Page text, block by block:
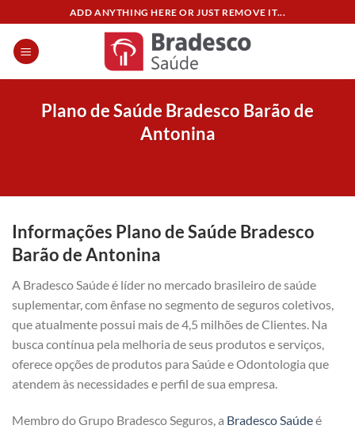
content
ADD ANYTHING HERE OR JUST REMOVE IT...
Plano de Saúde Bradesco Barão de
Antonina
Informações Plano de Saúde Bradesco
Barão de Antonina
A Bradesco Saúde é líder no mercado brasileiro de saúde
suplementar, com ênfase no segmento de seguros coletivos,
que atualmente possui mais de 4,5 milhões de Clientes. Na
busca contínua pela melhoria de seus produtos e serviços,
oferece opções de produtos para Saúde e Odontologia que
atendem às necessidades e perfil de sua empresa.
Membro do Grupo Bradesco Seguros, a Bradesco Saúdeé